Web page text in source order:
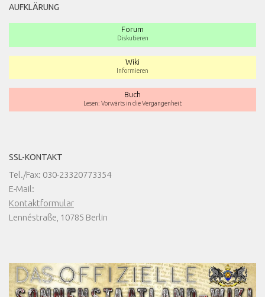
AUFKLÄRUNG
Forum
Diskutieren
Wiki
Informieren
Buch
Lesen: Vorwärts in die Vergangenheit
SSL-KONTAKT
Tel./Fax: 030-23320773354
E-Mail:
Kontaktformular
Lennéstraße, 10785 Berlin